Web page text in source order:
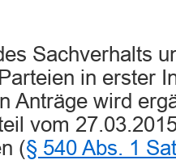
Sachverhalts
in erster
Anträge wird
vom
(§ 540 Abs. 1